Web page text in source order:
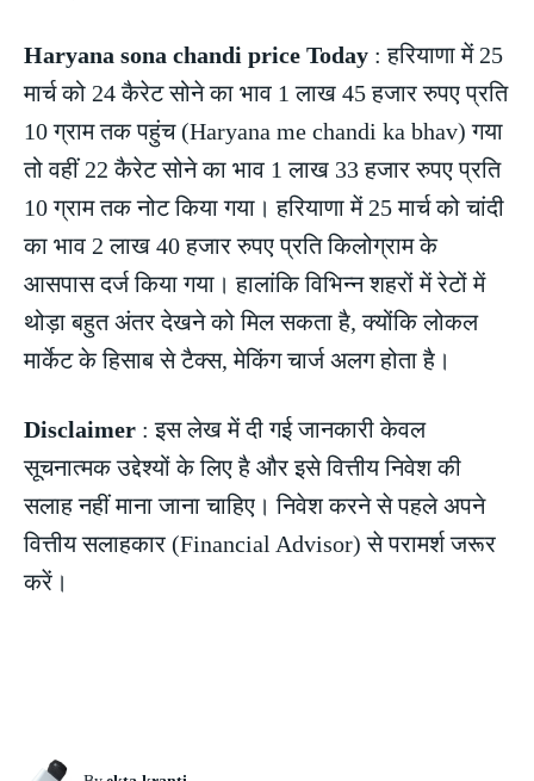
Haryana sona chandi price Today : हरियाणा में 25
मार्च को 24 कैरेट सोने का भाव 1 लाख 45 हजार रुपए प्रति
10 ग्राम तक पहुंच (Haryana me chandi ka bhav) गया
तो वहीं 22 कैरेट सोने का भाव 1 लाख 33 हजार रुपए प्रति
10 ग्राम तक नोट किया गया। हरियाणा में 25 मार्च को चांदी
का भाव 2 लाख 40 हजार रुपए प्रति किलोग्राम के
आसपास दर्ज किया गया। हालांकि विभिन्न शहरों में रेटों में
थोड़ा बहुत अंतर देखने को मिल सकता है, क्योंकि लोकल
मार्केट के हिसाब से टैक्स, मेकिंग चार्ज अलग होता है।
Disclaimer : इस लेख में दी गई जानकारी केवल
सूचनात्मक उद्देश्यों के लिए है और इसे वित्तीय निवेश की
सलाह नहीं माना जाना चाहिए। निवेश करने से पहले अपने
वित्तीय सलाहकार (Financial Advisor) से परामर्श जरूर
करें।